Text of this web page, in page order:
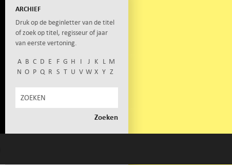
ARCHIEF
Druk op de beginletter van de titel
of zoek op titel, regisseur of jaar
van eerste vertoning.
A B C D E F G H I J K L M
N O P Q R S T U V W X Y Z